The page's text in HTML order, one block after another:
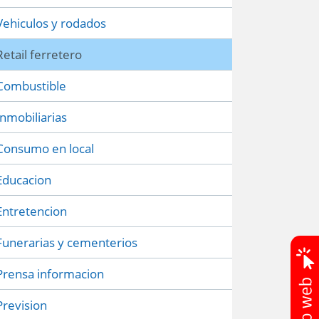
y rodados
ferretero
en local
y cementerios
informacion